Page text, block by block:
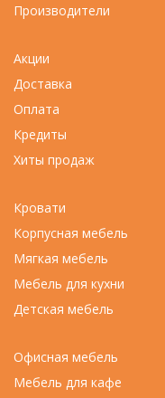
Производители
Акции
Доставка
Оплата
Кредиты
Хиты продаж
Кровати
Корпусная мебель
Мягкая мебель
Мебель для кухни
Детская мебель
Офисная мебель
Мебель для кафе